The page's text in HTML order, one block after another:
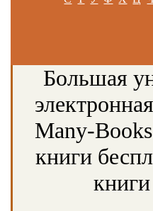
Большая
Many-
книги